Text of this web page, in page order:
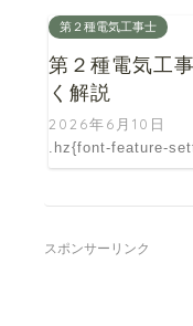
第２種電気工事士
第２種電気工
く解説
2026年6月10日
.hz{font-feature-
スポンサーリンク